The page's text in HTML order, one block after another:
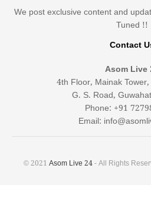
We post exclusive content and
Tuned !!
Contact
Asom Live
4th Floor, Mainak
G. S. Road,
Phone: +91
Email:
© 2021 Asom Live 24- All Rights